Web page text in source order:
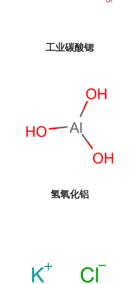
工业碳酸锶
氢氧化铝